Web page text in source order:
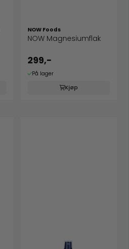
NOW Foods
NOW Magnesiumflak
299,-
På lager
Kjøp